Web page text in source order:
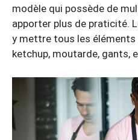
modèle qui possède de
apporter plus de praticité.
y mettre tous les éléments
ketchup, moutarde, gants,